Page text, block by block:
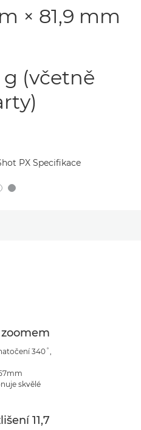
× 81,9 mm
g (včetně
340˚,
skvělé
11,7